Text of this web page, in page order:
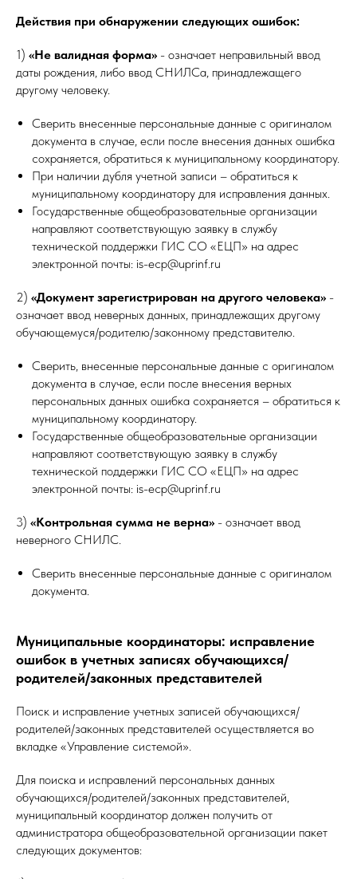
Действия при обнаружении следующих ошибок:
1) «Не валидная форма» - означает неправильный ввод
даты рождения, либо ввод СНИЛСа, принадлежащего
другому человеку.
Сверить внесенные персональные данные с оригиналом
документа в случае, если после внесения данных ошибка
сохраняется, обратиться к муниципальному координатору.
При наличии дубля учетной записи – обратиться к
муниципальному координатору для исправления данных.
Государственные общеобразовательные организации
направляют соответствующую заявку в службу
технической поддержки ГИС СО «ЕЦП» на адрес
электронной почты: is-ecp@uprinf.ru
2) «Документ зарегистрирован на другого человека» -
означает ввод неверных данных, принадлежащих другому
обучающемуся/родителю/законному представителю.
Сверить, внесенные персональные данные с оригиналом
документа в случае, если после внесения верных
персональных данных ошибка сохраняется – обратиться к
муниципальному координатору.
Государственные общеобразовательные организации
направляют соответствующую заявку в службу
технической поддержки ГИС СО «ЕЦП» на адрес
электронной почты: is-ecp@uprinf.ru
3) «Контрольная сумма не верна» - означает ввод
неверного СНИЛС.
Сверить внесенные персональные данные с оригиналом
документа.
Муниципальные координаторы: исправление
ошибок в учетных записях обучающихся/
родителей/законных представителей
Поиск и исправление учетных записей обучающихся/
родителей/законных представителей осуществляется во
вкладке «Управление системой».
Для поиска и исправлений персональных данных
обучающихся/родителей/законных представителей,
муниципальный координатор должен получить от
администратора общеобразовательной организации пакет
следующих документов: